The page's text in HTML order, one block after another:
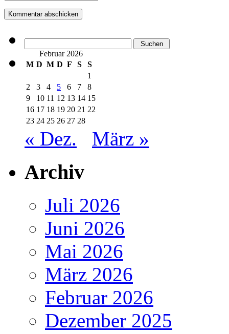
nach:Februar 2026
M D M D F S
S
1
2
3 4 5 6 7
8
9
10 11 12 13 14 15
16 17 18 19 20 21 22
23 24 25 26 27 28
« Dez. März »
Archiv
Juli 2026
Juni 2026
Mai 2026
März 2026
Februar 2026
Dezember 2025